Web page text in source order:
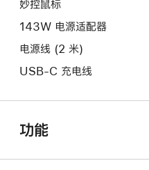
妙控鼠标
143W 电源适配器
电源线 (2 米)
USB-C 充电线
功能